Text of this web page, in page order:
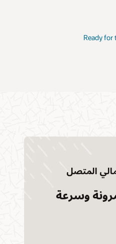
Ready for
المتصل
وسرعة